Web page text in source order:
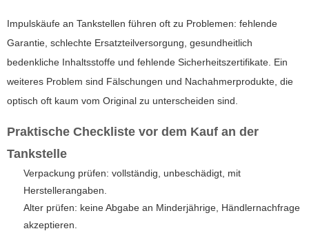
Impulskäufe an Tankstellen führen oft zu Problemen: fehlende
Garantie, schlechte Ersatzteilversorgung, gesundheitlich
bedenkliche Inhaltsstoffe und fehlende Sicherheitszertifikate. Ein
weiteres Problem sind Fälschungen und Nachahmerprodukte, die
optisch oft kaum vom Original zu unterscheiden sind.
Praktische Checkliste vor dem Kauf an der
Tankstelle
Verpackung prüfen: vollständig, unbeschädigt, mit
Herstellerangaben.
Alter prüfen: keine Abgabe an Minderjährige, Händlernachfrage
akzeptieren.